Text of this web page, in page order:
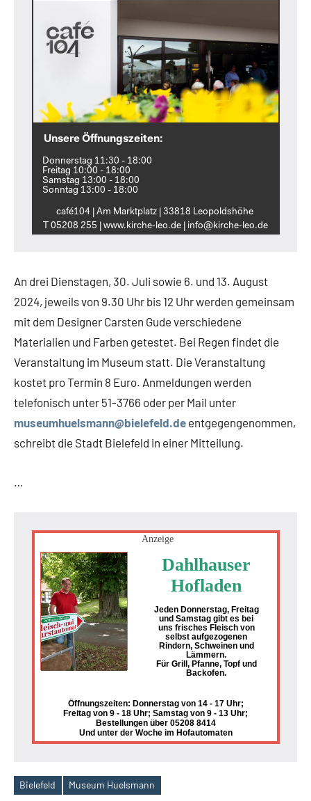
Unsere Öffnungszeiten:
Donnerstag 11:30 - 18:00
Freitag 10:00 - 18:00
Samstag 13:00 - 18:00
Sonntag 13:00 - 18:00
café104 | Am Marktplatz | 33818 Leopoldshöhe
T 05208 255 | www.kirche‑leo.de | info@kirche‑leo.de
An drei Dienstagen, 30. Juli sowie 6. und 13. August
2024, jeweils von 9.30 Uhr bis 12 Uhr werden gemeinsam
mit dem Designer Carsten Gude verschiedene
Materialien und Farben getestet. Bei Regen findet die
Veranstaltung im Museum statt. Die Veranstaltung
kostet pro Termin 8 Euro. Anmeldungen werden
telefonisch unter 51-3766 oder per Mail unter
museumhuelsmann@bielefeld.de entgegengenommen,
schreibt die Stadt Bielefeld in einer Mitteilung.
…
Anzeige
Dahlhauser
Hofladen
Jeden Donnerstag, Freitag
und Samstag gibt es bei
uns frisches Fleisch von
selbst aufgezogenen
Rindern, Schweinen und
Lämmern.
Für Grill, Pfanne, Topf und
Backofen.
Öffnungszeiten: Donnerstag von 14 - 17 Uhr;
Freitag von 9 - 18 Uhr; Samstag von 9 - 13 Uhr;
Bestellungen über 05208 8414
Und unter der Woche im Hofautomaten
Schlagwörter
Bielefeld Museum Huelsmann